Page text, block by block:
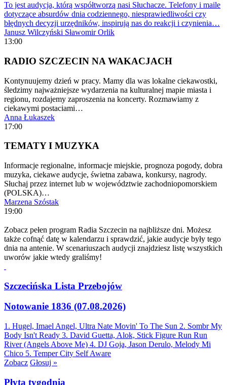
To jest audycja, którą współtworzą nasi Słuchacze. Telefony i maile
dotyczące absurdów dnia codziennego, niesprawiedliwości czy
błędnych decyzji urzędników, inspirują nas do reakcji i czynienia…
Janusz Wilczyński Sławomir Orlik
13:00
RADIO SZCZECIN NA WAKACJACH
Kontynuujemy dzień w pracy. Mamy dla was lokalne ciekawostki,
śledzimy najważniejsze wydarzenia na kulturalnej mapie miasta i
regionu, rozdajemy zaproszenia na koncerty. Rozmawiamy z
ciekawymi postaciami…
Anna Łukaszek
17:00
TEMATY I MUZYKA
Informacje regionalne, informacje miejskie, prognoza pogody, dobra
muzyka, ciekawe audycje, świetna zabawa, konkursy, nagrody.
Słuchaj przez internet lub w województwie zachodniopomorskiem
(POLSKA)…
Marzena Szóstak
19:00
Zobacz pełen program Radia Szczecin na najbliższe dni. Możesz
także cofnąć datę w kalendarzu i sprawdzić, jakie audycje były tego
dnia na antenie. W scenariuszach audycji znajdziesz listę wszystkich
uworów jakie wtedy graliśmy!
Szczecińska Lista Przebojów
Notowanie 1836 (07.08.2026)
1. Hugel, Imael Angel, Ultra Nate Movin' To The Sun 2. Sombr My
Body Isn't Ready 3. David Guetta, Alok, Stick Figure Run Run
River (Angels Above Me) 4. DJ Goja, Jason Derulo, Melody Mi
Chico 5. Temper City Self Aware
Zobacz Głosuj »
Płyta tygodnia